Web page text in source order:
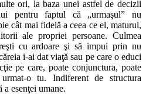
ori, la baza unei astfel de decizii
pentru faptul că „urmaşul” nu
cât mai fidelă a ceea ce el, maturul,
ale propriei persoane. Culmea
cu ardoare şi să impui prin nu
i-ai dat viaţă sau pe care o educi
pe care, poate conjunctura, poate
o tu. Indiferent de structura
esenţei umane.